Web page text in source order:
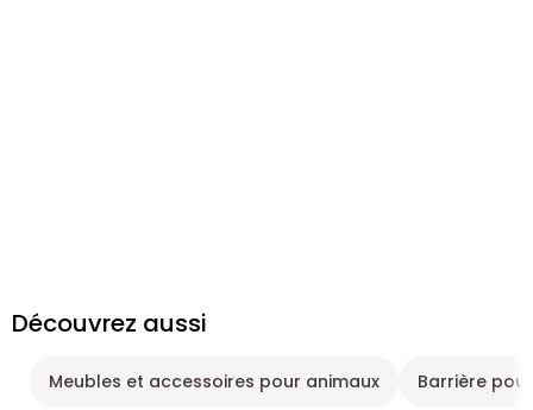
Découvrez aussi
Meubles et accessoires pour animaux Barrière